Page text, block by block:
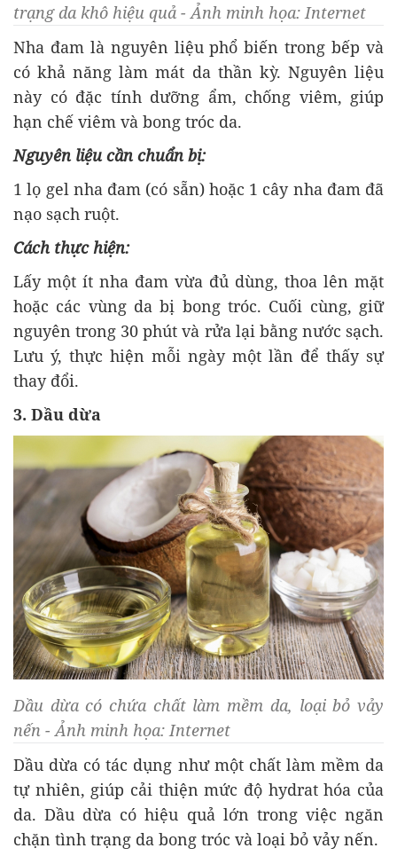
trạng da khô hiệu quả - Ảnh minh họa: Internet
Nha đam là nguyên liệu phổ biến trong bếp và
có khả năng làm mát da thần kỳ. Nguyên liệu
này có đặc tính dưỡng ẩm, chống viêm, giúp
hạn chế viêm và bong tróc da.
Nguyên liệu cần chuẩn bị:
1 lọ gel nha đam (có sẵn) hoặc 1 cây nha đam đã
nạo sạch ruột.
Cách thực hiện:
Lấy một ít nha đam vừa đủ dùng, thoa lên mặt
hoặc các vùng da bị bong tróc. Cuối cùng, giữ
nguyên trong 30 phút và rửa lại bằng nước sạch.
Lưu ý, thực hiện mỗi ngày một lần để thấy sự
thay đổi.
3. Dầu dừa
Dầu dừa có chứa chất làm mềm da, loại bỏ vảy
nến - Ảnh minh họa: Internet
Dầu dừa có tác dụng như một chất làm mềm da
tự nhiên, giúp cải thiện mức độ hydrat hóa của
da. Dầu dừa có hiệu quả lớn trong việc ngăn
chặn tình trạng da bong tróc và loại bỏ vảy nến.